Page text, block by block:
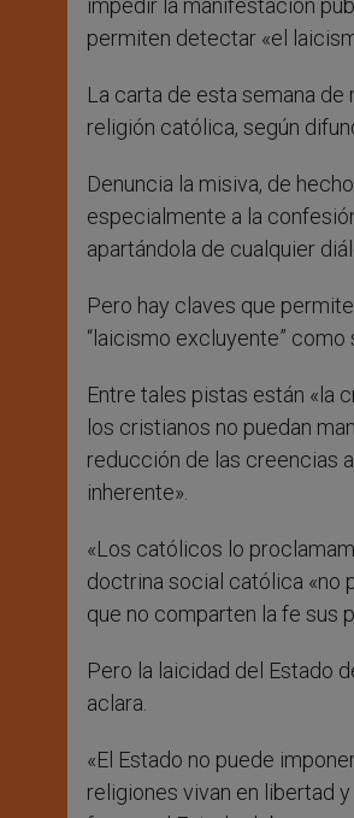
impedir la manifestación
permiten detectar «el
La carta de esta semana
religión católica, según
Denuncia la misiva, de
especialmente a la
apartándola de cualquier
Pero hay claves que
“laicismo excluyente” como
Entre tales pistas están «la
los cristianos no puedan
reducción de las creencias
inherente».
«Los católicos lo
doctrina social católica «no
que no comparten la fe sus
Pero la laicidad del Estado
aclara.
«El Estado no puede
religiones vivan en libertad